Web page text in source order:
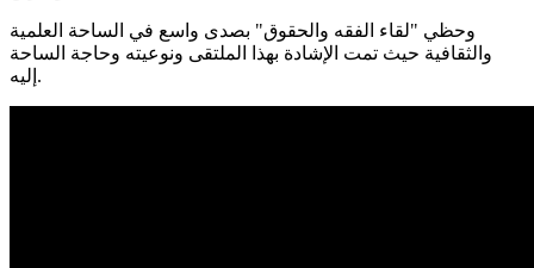
وحظي "لقاء الفقه والحقوق" بصدى واسع في الساحة العلمية
والثقافية حيث تمت الإشادة بهذا الملتقى ونوعيته وحاجة الساحة
إليه.